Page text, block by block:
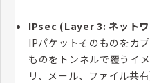
IPsec (Layer 3: ネットワ
IPパケットそのものをカ
ものをトンネルで覆うイ
リ、メール、ファイル共